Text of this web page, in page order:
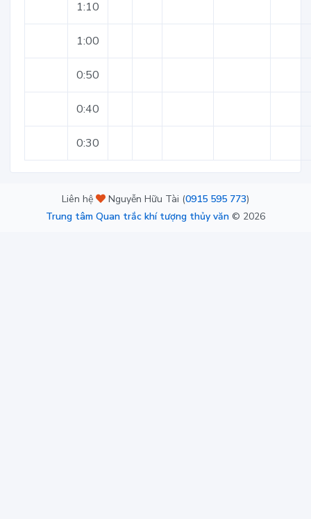
1:10
1:00
0:50
0:40
0:30
Liên hệ Nguyễn Hữu Tài (0915 595 773)
Trung tâm Quan trắc khí tượng thủy văn © 2026